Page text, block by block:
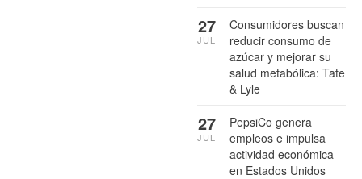
Consumidores buscan
reducir consumo de
azúcar y mejorar su
salud metabólica: Tate
& Lyle
27
JUL
PepsiCo genera
empleos e impulsa
actividad económica
en Estados Unidos
27
JUL